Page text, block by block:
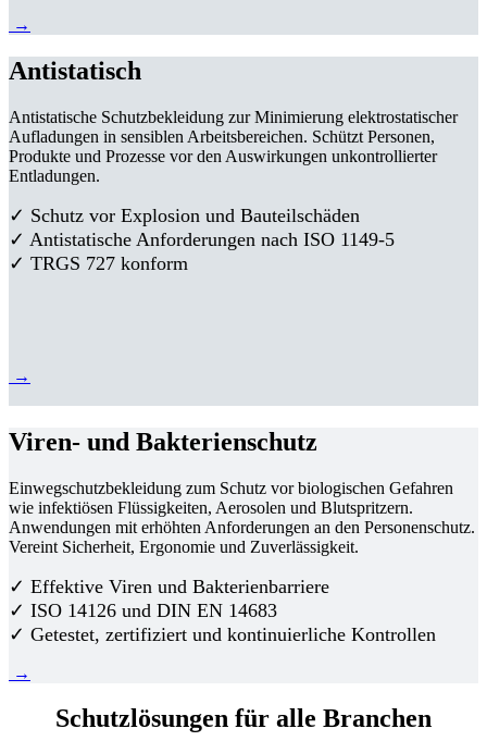
→
Antistatisch
Antistatische Schutzbekleidung zur Minimierung elektrostatischer
Aufladungen in sensiblen Arbeitsbereichen. Schützt Personen,
Produkte und Prozesse vor den Auswirkungen unkontrollierter
Entladungen.
✓ Schutz vor Explosion und Bauteilschäden
✓ Antistatische Anforderungen nach ISO 1149-5
✓ TRGS 727 konform
→
Viren- und Bakterienschutz
Einwegschutzbekleidung zum Schutz vor biologischen Gefahren
wie infektiösen Flüssigkeiten, Aerosolen und Blutspritzern.
Anwendungen mit erhöhten Anforderungen an den Personenschutz.
Vereint Sicherheit, Ergonomie und Zuverlässigkeit.
✓ Effektive Viren und Bakterienbarriere
✓ ISO 14126 und DIN EN 14683
✓ Getestet, zertifiziert und kontinuierliche Kontrollen
→
Schutzlösungen für alle Branchen